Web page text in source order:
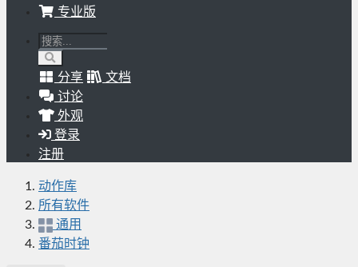
专业版
分享
文档
讨论
外观
登录
注册
动作库
所有软件
通用
番茄时钟